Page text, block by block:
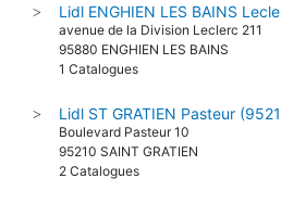
> Lidl ENGHIEN LES BAINS
avenue de la Division Leclerc 211
95880 ENGHIEN LES BAINS
1 Catalogues
> Lidl ST GRATIEN Pasteur
Boulevard Pasteur 10
95210 SAINT GRATIEN
2 Catalogues